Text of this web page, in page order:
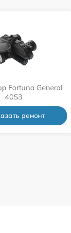
Fortuna General
40S3
ремонт